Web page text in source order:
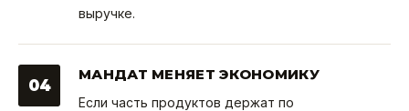
выручке.
04
МАНДАТ МЕНЯЕТ ЭКОНОМИКУ
Если часть продуктов держат по